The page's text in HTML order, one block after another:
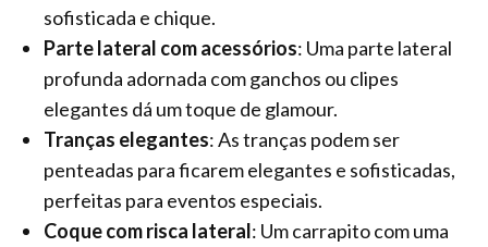
sofisticada e chique.
Parte lateral com acessórios: Uma parte lateral
profunda adornada com ganchos ou clipes
elegantes dá um toque de glamour.
Tranças elegantes: As tranças podem ser
penteadas para ficarem elegantes e sofisticadas,
perfeitas para eventos especiais.
Coque com risca lateral: Um carrapito com uma